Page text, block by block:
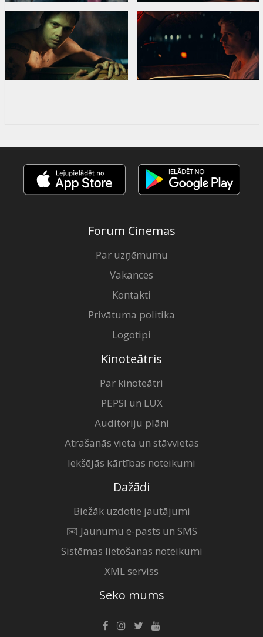
Forum Cinemas
Par uzņēmumu
Vakances
Kontakti
Privātuma politika
Logotipi
Kinoteātris
Par kinoteātri
PEPSI un LUX
Auditoriju plāni
Atrašanās vieta un stāvvietas
Iekšējās kārtības noteikumi
Dažādi
Biežāk uzdotie jautājumi
✉️ Jaunumu e-pasts un SMS
Sistēmas lietošanas noteikumi
XML serviss
Seko mums